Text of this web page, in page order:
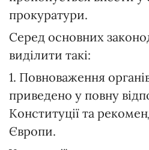
прокуратури.
Серед основних
виділити такі:
1. Повноваження
приведено у повну
Конституції та
Європи.